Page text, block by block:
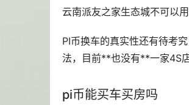
云南派友之家生态城不可以用
PI币换车的真实性还有待考
法，目前**也没有**一家4S
pi币能买车买房吗